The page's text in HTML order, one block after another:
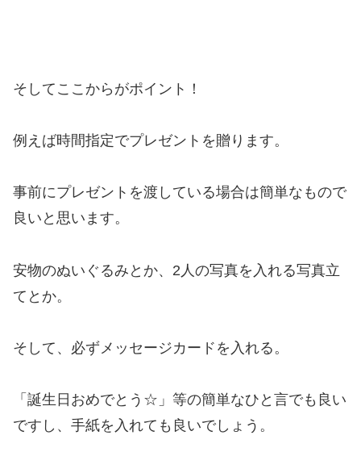
そしてここからがポイント！
例えば時間指定でプレゼントを贈ります。
事前にプレゼントを渡している場合は簡単なもので
良いと思います。
安物のぬいぐるみとか、2人の写真を入れる写真立
てとか。
そして、必ずメッセージカードを入れる。
「誕生日おめでとう☆」等の簡単なひと言でも良い
ですし、手紙を入れても良いでしょう。